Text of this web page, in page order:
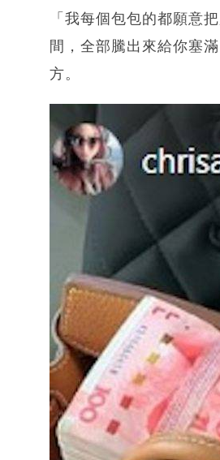
「我每個包包的都願意
間，全部騰出來給你塞
方。